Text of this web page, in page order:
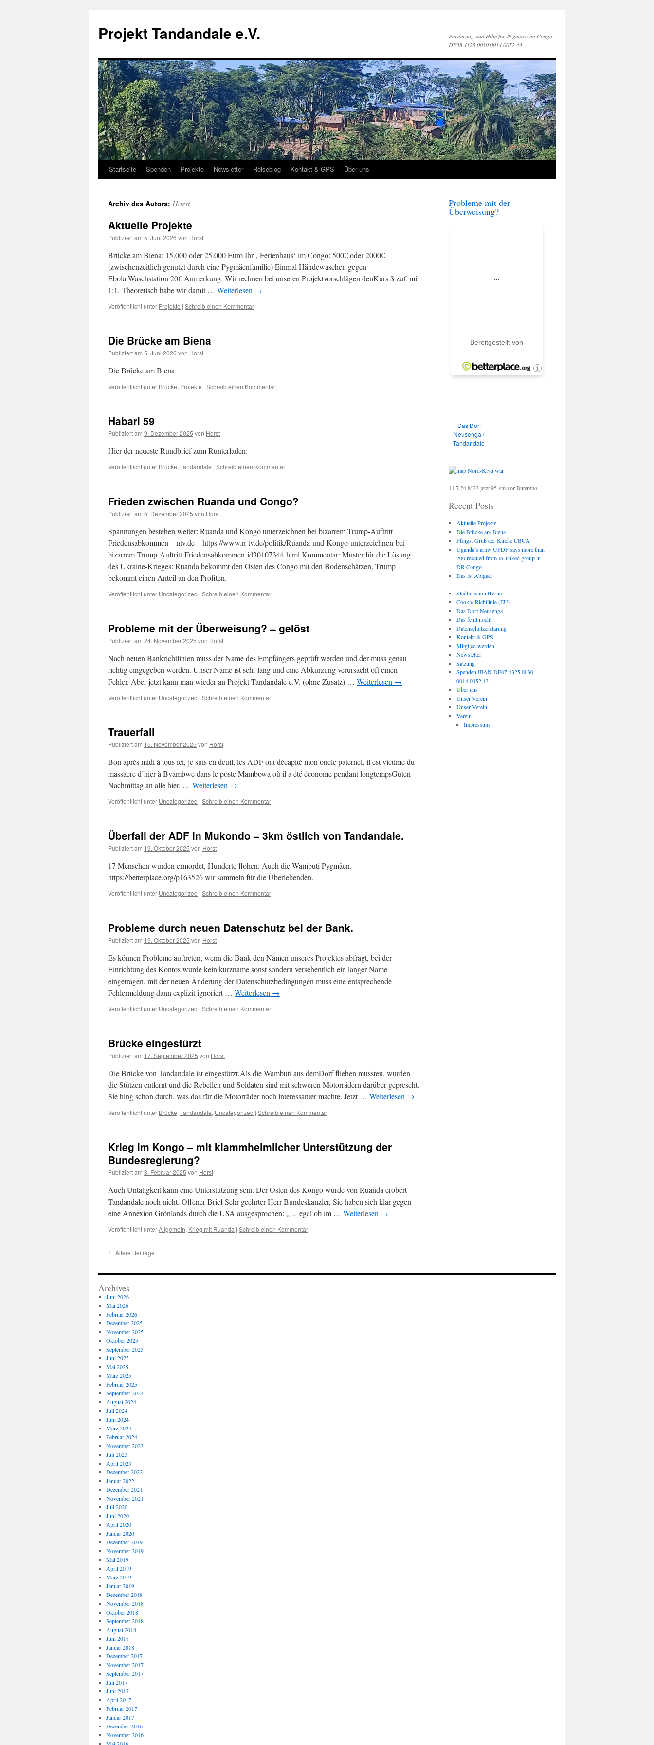
Projekt Tandandale e.V.
Förderung und Hilfe für Pygmäen im Congo
DE38 4325 0030 0014 0052 43
Zum
springen
Startseite Spenden Projekte Newsletter Reiseblog Kontakt & GPS Über uns
Archiv des Autors: Horst
Aktuelle Projekte
Publiziert am 5. Juni 2026 von Horst
Brücke am Biena: 15.000 oder 25.000 Euro Ihr ‚ Ferienhaus‘ im Congo: 500€ oder 2000€
(zwischenzeitlich genutzt durch eine Pygmäenfamilie) Einmal Händewaschen gegen
Ebola:Waschstation 20€ Anmerkung: Wir rechnen bei unseren Projektvorschlägen denKurs $ zu€ mit
1:1. Theoretisch habe wir damit … Weiterlesen →
Veröffentlicht unter Projekte | Schreib einen Kommentar
Die Brücke am Biena
Publiziert am 5. Juni 2026 von Horst
Die Brücke am Biena
Veröffentlicht unter Brücke, Projekte | Schreib einen Kommentar
Habari 59
Publiziert am 9. Dezember 2025 von Horst
Hier der neueste Rundbrief zum Runterladen:
Veröffentlicht unter Brücke, Tandandale | Schreib einen Kommentar
Frieden zwischen Ruanda und Congo?
Publiziert am 5. Dezember 2025 von Horst
Spannungen bestehen weiter: Ruanda und Kongo unterzeichnen bei bizarrem Trump-Auftritt
Friedensabkommen – ntv.de – https://www.n-tv.de/politik/Ruanda-und-Kongo-unterzeichnen-bei-
bizarrem-Trump-Auftritt-Friedensabkommen-id30107344.html Kommentar: Muster für die Lösung
des Ukraine-Krieges: Ruanda bekommt den Osten des Congo mit den Bodenschätzen, Trump
bekommt einen Anteil an den Profiten.
Veröffentlicht unter Uncategorized | Schreib einen Kommentar
Probleme mit der Überweisung? – gelöst
Publiziert am 24. November 2025 von Horst
Nach neuen Bankrichtlinien muss der Name des Empfängers geprüft werden und der muss genau
richtig eingegeben werden. Unser Name ist sehr lang und eine Abkürzung verur­sacht oft einen
Fehler. Aber jetzt kann man wieder an Projekt Tandandale e.V. (ohne Zusatz) … Weiterlesen →
Veröffentlicht unter Uncategorized | Schreib einen Kommentar
Trauerfall
Publiziert am 15. November 2025 von Horst
Bon après midi à tous ici, je suis en deuil, les ADF ont décapité mon oncle paternel, il est victime du
massacre d’hier à Byambwe dans le poste Mambowa où il a été économe pendant longtempsGuten
Nachmittag an alle hier. … Weiterlesen →
Veröffentlicht unter Uncategorized | Schreib einen Kommentar
Überfall der ADF in Mukondo – 3km östlich von Tandandale.
Publiziert am 19. Oktober 2025 von Horst
17 Menschen wurden ermordet, Hunderte flohen. Auch die Wambuti Pygmäen.
https://betterplace.org/p163526 wir sammeln für die Überlebenden.
Veröffentlicht unter Uncategorized | Schreib einen Kommentar
Probleme durch neuen Datenschutz bei der Bank.
Publiziert am 19. Oktober 2025 von Horst
Es können Probleme auftreten, wenn die Bank den Namen unseres Projektes abfragt, bei der
Einrichtung des Kontos wurde kein kurzname sonst sondern versehentlich ein langer Name
eingetragen. mit der neuen Änderung der Datenschutzbedingungen muss eine entsprechende
Fehlermeldung dann explizit ignoriert … Weiterlesen →
Veröffentlicht unter Uncategorized | Schreib einen Kommentar
Brücke eingestürzt
Publiziert am 17. September 2025 von Horst
Die Brücke von Tandandale ist eingestürzt.Als die Wambuti aus demDorf fliehen mussten, wurden
die Stützen entfernt und die Rebellen und Soldaten sind mit schweren Motorrädern darüber geprescht.
Sie hing schon durch, was das für die Motorräder noch interessanter machte. Jetzt … Weiterlesen →
Veröffentlicht unter Brücke, Tandandale, Uncategorized | Schreib einen Kommentar
Krieg im Kongo – mit klammheimlicher Unterstützung der
Bundesregierung?
Publiziert am 3. Februar 2025 von Horst
Auch Untätigkeit kann eine Unterstützung sein. Der Osten des Kongo wurde von Ruanda erobert –
Tandandale noch nicht. Offener Brief Sehr geehrter Herr Bundeskanzler, Sie haben sich klar gegen
eine Annexion Grönlands durch die USA ausgesprochen: „… egal ob im … Weiterlesen →
Veröffentlicht unterAllgemein, Krieg mit Ruanda | Schreib einen Kommentar
← Ältere Beiträge
Probleme mit der
Überweisung?
Das Dorf
Neusenga /
Tandandale
11.7.24 M23 jetzt 95 km vor Butembo
Recent Posts
Aktuelle Projekte
Die Brücke am Biena
Pfingst Gruß der Kirche CBCA
Uganda’s army UPDF says more than
200 rescued from IS-linked group in
DR Congo
Das ist Abigael
Stadtmission Herne
Cookie-Richtlinie (EU)
Das Dorf Neusenga
Das fehlt noch!
Datenschutzerklärung
Kontakt & GPS
Mitglied werden
Newsletter
Satzung
Spenden IBAN DE67 4325 0030
0014 0052 43
Über uns
Unser Verein
Unser Verein
Verein
Impressum
Archives
Juni 2026
Mai 2026
Februar 2026
Dezember 2025
November 2025
Oktober 2025
September 2025
Juni 2025
Mai 2025
März 2025
Februar 2025
September 2024
August 2024
Juli 2024
Juni 2024
März 2024
Februar 2024
November 2023
Juli 2023
April 2023
Dezember 2022
Januar 2022
Dezember 2021
November 2021
Juli 2020
Juni 2020
April 2020
Januar 2020
Dezember 2019
November 2019
Mai 2019
April 2019
März 2019
Januar 2019
Dezember 2018
November 2018
Oktober 2018
September 2018
August 2018
Juni 2018
Januar 2018
Dezember 2017
November 2017
September 2017
Juli 2017
Juni 2017
April 2017
Februar 2017
Januar 2017
Dezember 2016
November 2016